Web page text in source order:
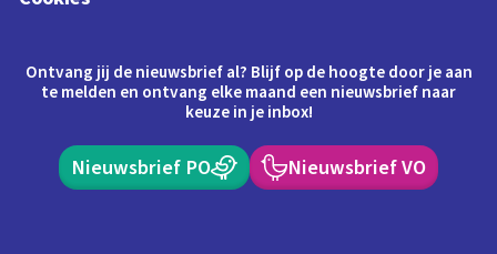
Ontvang jij de nieuwsbrief al? Blijf op de hoogte door je aan
te melden en ontvang elke maand een nieuwsbrief naar
keuze in je inbox!
Nieuwsbrief PO Nieuwsbrief VO